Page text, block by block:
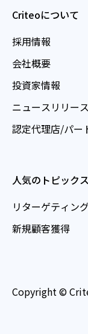
Criteoについて
採用情報
会社概要
投資家情報
ニュースリリース
認定代理店/パー
人気のトピックス
リターゲティン
新規顧客獲得
Copyright ©